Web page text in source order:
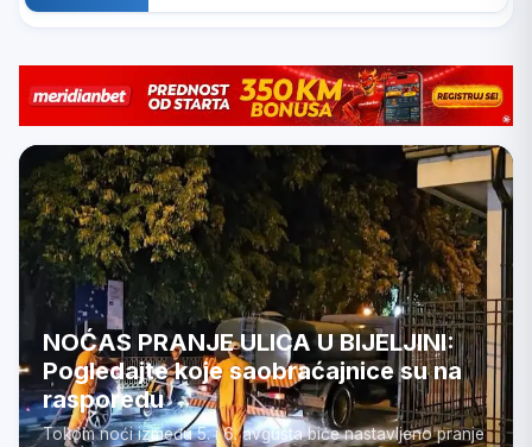
NOĆAS PRANJE ULICA U BIJELJINI:
Pogledajte koje saobraćajnice su na
rasporedu
Tokom noći između 5. i 6. avgusta biće nastavljeno pranje